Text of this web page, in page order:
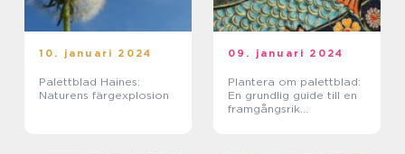
10. januari 2024
Palettblad Haines:
Naturens färgexplosion
09. januari 2024
Plantera om palettblad:
En grundlig guide till en
framgångsrik